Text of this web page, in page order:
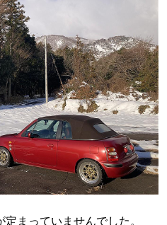
まっていませんでした。